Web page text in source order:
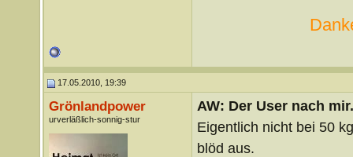
17.05.2010, 19:39
Grönlandpower
urverläßlich-sonnig-stur
AW: Der User nach
Eigentlich nicht bei 50
blöd aus.